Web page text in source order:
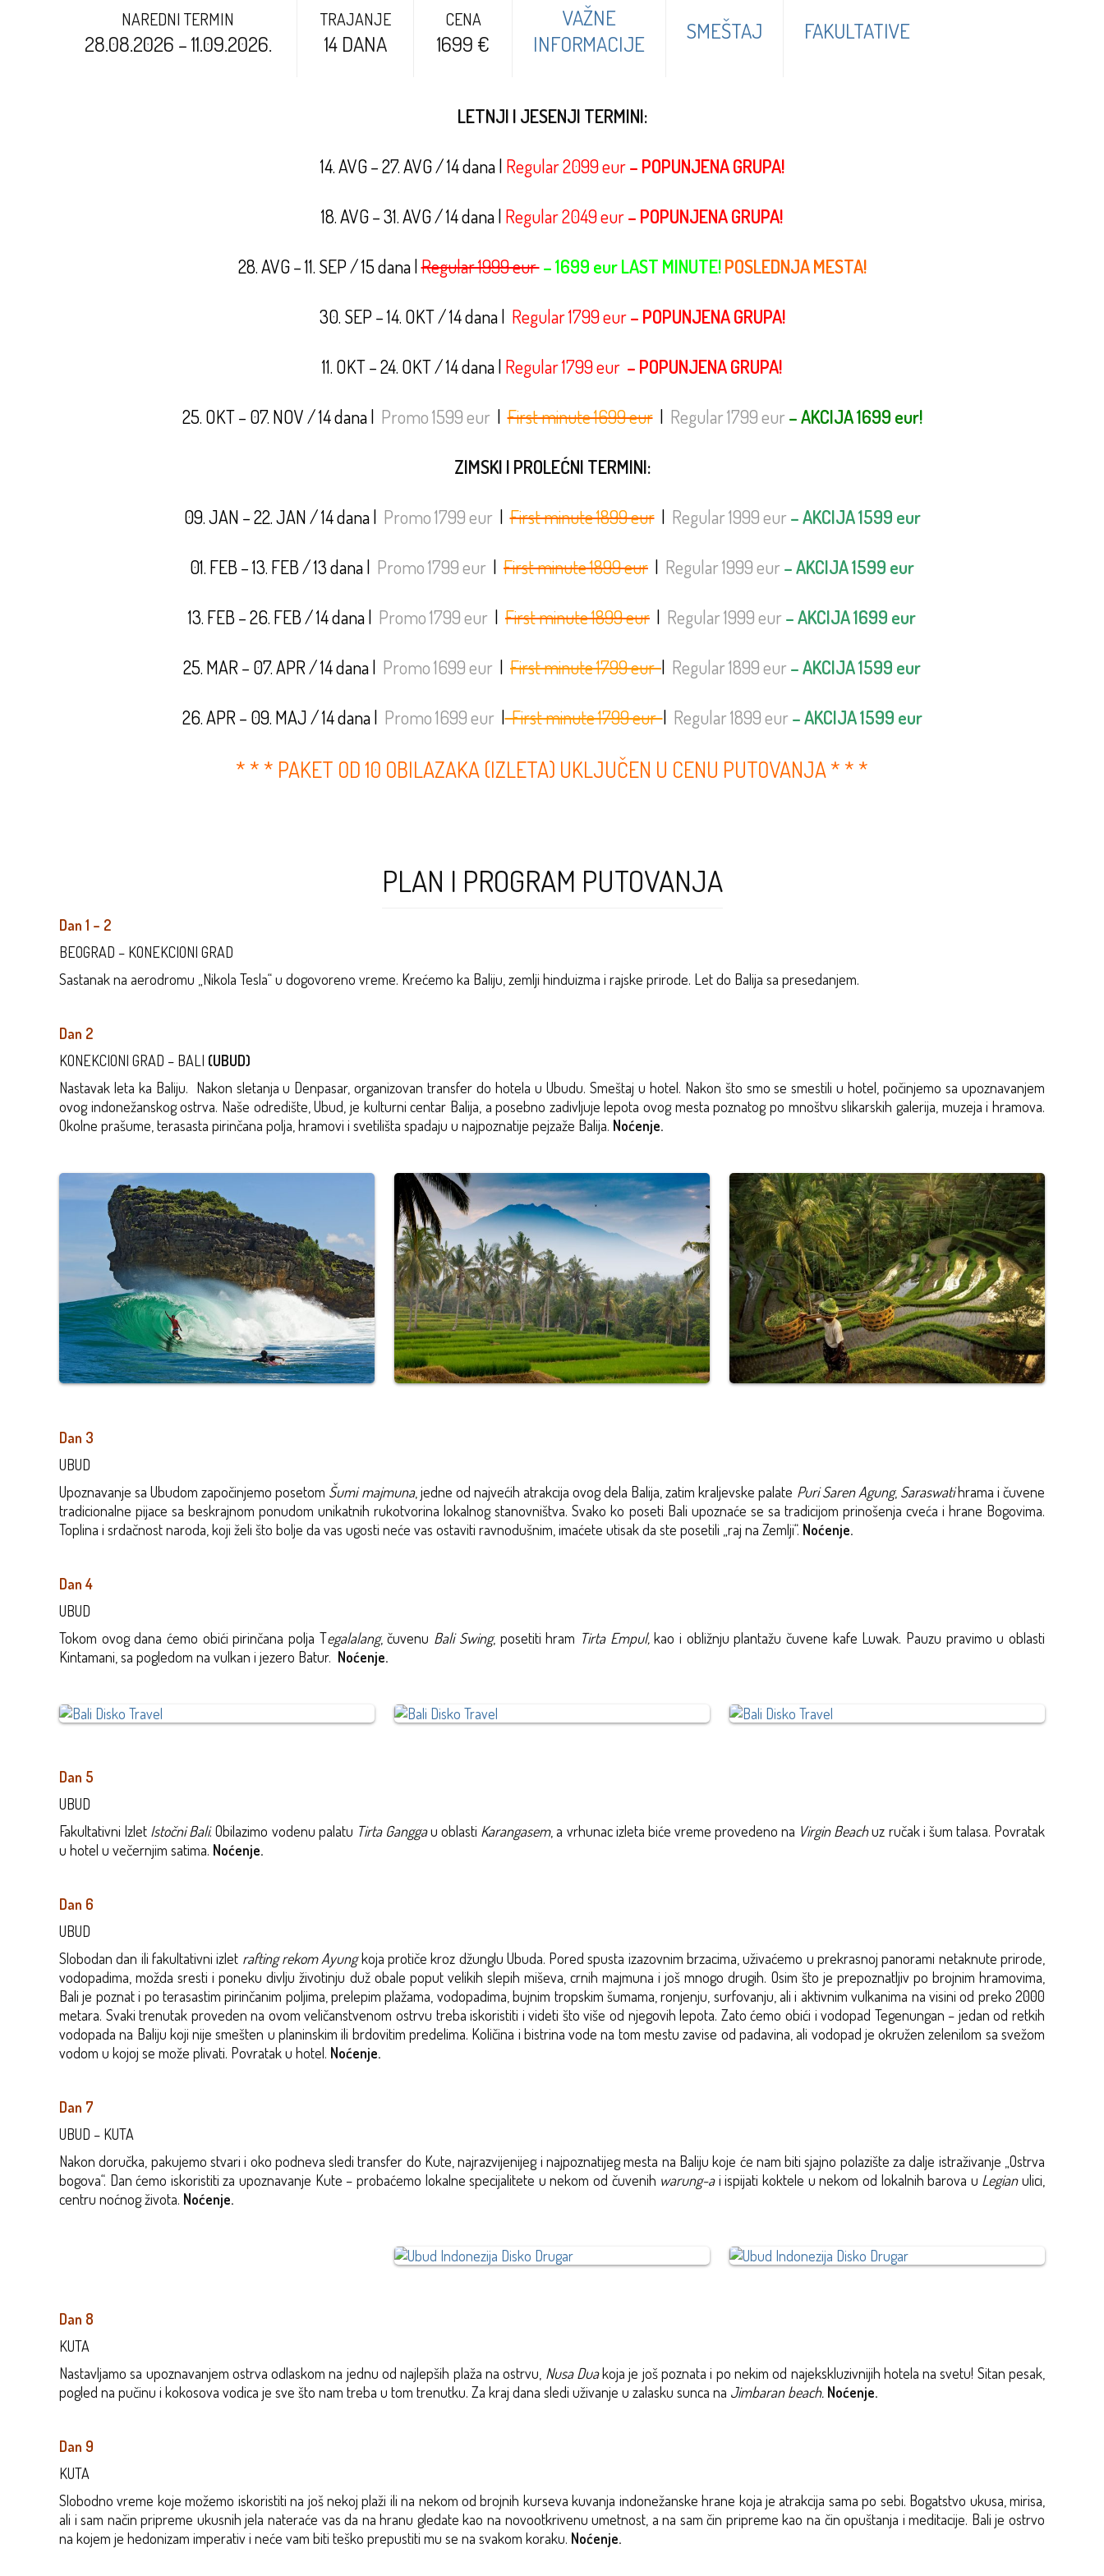
NAREDNI TERMIN
28.08.2026 – 11.09.2026.
TRAJANJE
14 DANA
CENA
1699 €
VAŽNE
INFORMACIJE
SMEŠTAJ FAKULTATIVE
LETNJI I JESENJI TERMINI:
14. AVG – 27. AVG / 14 dana | Regular 2099 eur– POPUNJENA GRUPA!
18. AVG – 31. AVG / 14 dana | Regular 2049 eur– POPUNJENA GRUPA!
28. AVG – 11. SEP / 15 dana |Regular 1999 eur– 1699 eur LAST MINUTE!POSLEDNJA MESTA!
30. SEP – 14. OKT / 14 dana | Regular 1799 eur– POPUNJENA GRUPA!
11. OKT – 24. OKT / 14 dana | Regular 1799 eur – POPUNJENA GRUPA!
25. OKT – 07. NOV / 14 dana| Promo 1599 eur |First minute 1699 eur | Regular 1799 eur– AKCIJA 1699 eur!
ZIMSKI I PROLEĆNI TERMINI:
09. JAN – 22. JAN / 14 dana| Promo 1799 eur |First minute 1899 eur | Regular 1999 eur– AKCIJA 1599 eur
01. FEB – 13. FEB / 13 dana| Promo 1799 eur | First minute 1899 eur | Regular 1999 eur– AKCIJA 1599 eur
13. FEB – 26. FEB / 14 dana| Promo 1799 eur | First minute 1899 eur | Regular 1999 eur– AKCIJA 1699 eur
25. MAR – 07. APR / 14 dana| Promo 1699 eur | First minute 1799 eur| Regular 1899 eur– AKCIJA 1599 eur
26. APR – 09. MAJ / 14 dana| Promo 1699 eur |First minute 1799 eur| Regular 1899 eur– AKCIJA 1599 eur
* * * PAKET OD 10 OBILAZAKA (IZLETA) UKLJUČEN U CENU PUTOVANJA * * *
PLAN I PROGRAM PUTOVANJA
Dan 1 – 2
BEOGRAD – KONEKCIONI GRAD
Sastanak na aerodromu „Nikola Tesla“ u dogovoreno vreme. Krećemo ka Baliju, zemlji hinduizma i rajske prirode. Let do Balija sa presedanjem.
Dan 2
KONEKCIONI GRAD – BALI (UBUD)
Nastavak leta ka Baliju. Nakon sletanja u Denpasar, organizovan transfer do hotela u Ubudu. Smeštaj u hotel. Nakon što smo se smestili u hotel, počinjemo sa upoznavanjem
ovog indonežanskog ostrva. Naše odredište, Ubud, je kulturni centar Balija, a posebno zadivljuje lepota ovog mesta poznatog po mnoštvu slikarskih galerija, muzeja i hramova.
Okolne prašume, terasasta pirinčana polja, hramovi i svetilišta spadaju u najpoznatije pejzaže Balija. Noćenje.
Dan 3
UBUD
Upoznavanje sa Ubudom započinjemo posetom Šumi majmuna, jedne od najvećih atrakcija ovog dela Balija, zatim kraljevske palate Puri Saren Agung, Saraswatihrama i čuvene
tradicionalne pijace sa beskrajnom ponudom unikatnih rukotvorina lokalnog stanovništva. Svako ko poseti Bali upoznaće se sa tradicijom prinošenja cveća i hrane Bogovima.
Toplina i srdačnost naroda, koji želi što bolje da vas ugosti neće vas ostaviti ravnodušnim, imaćete utisak da ste posetili „raj na Zemlji“. Noćenje.
Dan 4
UBUD
Tokom ovog dana ćemo obići pirinčana polja Tegalalang, čuvenu Bali Swing, posetiti hram Tirta Empul,kao i obližnju plantažu čuvene kafe Luwak. Pauzu pravimo u oblasti
Kintamani, sa pogledom na vulkan i jezero Batur. Noćenje.
Dan 5
UBUD
Fakultativni Izlet Istočni Bali. Obilazimo vodenu palatu Tirta Ganggau oblasti Karangasem, a vrhunac izleta biće vreme provedeno na Virgin Beachuz ručak i šum talasa. Povratak
u hotel u večernjim satima. Noćenje.
Dan 6
UBUD
Slobodan dan ili fakultativni izlet rafting rekomAyungkoja protiče kroz džunglu Ubuda. Pored spusta izazovnim brzacima, uživaćemo u prekrasnoj panorami netaknute prirode,
vodopadima, možda sresti i poneku divlju životinju duž obale poput velikih slepih miševa, crnih majmuna i još mnogo drugih. Osim što je prepoznatljiv po brojnim hramovima,
Bali je poznat i po terasastim pirinčanim poljima, prelepim plažama, vodopadima, bujnim tropskim šumama, ronjenju, surfovanju, ali i aktivnim vulkanima na visini od preko 2000
metara. Svaki trenutak proveden na ovom veličanstvenom ostrvu treba iskoristiti i videti što više od njegovih lepota. Zato ćemo obići i vodopad Tegenungan – jedan od retkih
vodopada na Baliju koji nije smešten u planinskim ili brdovitim predelima. Količina i bistrina vode na tom mestu zavise od padavina, ali vodopad je okružen zelenilom sa svežom
vodom u kojoj se može plivati. Povratak u hotel. Noćenje.
Dan 7
UBUD – KUTA
Nakon doručka, pakujemo stvari i oko podneva sledi transfer do Kute, najrazvijenijeg i najpoznatijeg mesta na Baliju koje će nam biti sjajno polazište za dalje istraživanje „Ostrva
bogova“. Dan ćemo iskoristiti za upoznavanje Kute – probaćemo lokalne specijalitete u nekom od čuvenih warung-ai ispijati koktele u nekom od lokalnih barova u Legianulici,
centru noćnog života. Noćenje.
Dan 8
KUTA
Nastavljamo sa upoznavanjem ostrva odlaskom na jednu od najlepših plaža na ostrvu, Nusa Duakoja je još poznata i po nekim od najekskluzivnijih hotela na svetu! Sitan pesak,
pogled na pučinu i kokosova vodica je sve što nam treba u tom trenutku. Za kraj dana sledi uživanje u zalasku sunca na Jimbaran beach. Noćenje.
Dan 9
KUTA
Slobodno vreme koje možemo iskoristiti na još nekoj plaži ili na nekom od brojnih kurseva kuvanja indonežanske hrane koja je atrakcija sama po sebi. Bogatstvo ukusa, mirisa,
ali i sam način pripreme ukusnih jela nateraće vas da na hranu gledate kao na novootkrivenu umetnost, a na sam čin pripreme kao na čin opuštanja i meditacije. Bali je ostrvo
na kojem je hedonizam imperativ i neće vam biti teško prepustiti mu se na svakom koraku. Noćenje.